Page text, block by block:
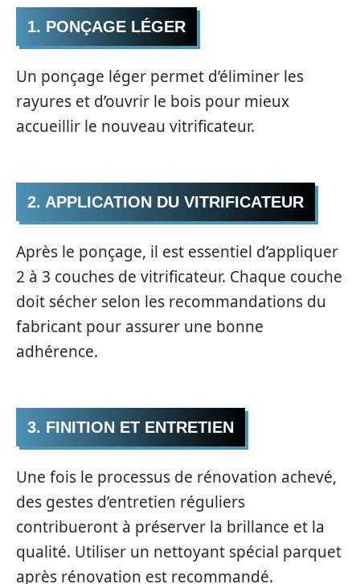
1. PONÇAGE LÉGER
Un ponçage léger permet d’éliminer les
rayures et d’ouvrir le bois pour mieux
accueillir le nouveau vitrificateur.
2. APPLICATION DU VITRIFICATEUR
Après le ponçage, il est essentiel d’appliquer
2 à 3 couches de vitrificateur. Chaque couche
doit sécher selon les recommandations du
fabricant pour assurer une bonne
adhérence.
3. FINITION ET ENTRETIEN
Une fois le processus de rénovation achevé,
des gestes d’entretien réguliers
contribueront à préserver la brillance et la
qualité. Utiliser un nettoyant spécial parquet
après rénovation est recommandé.